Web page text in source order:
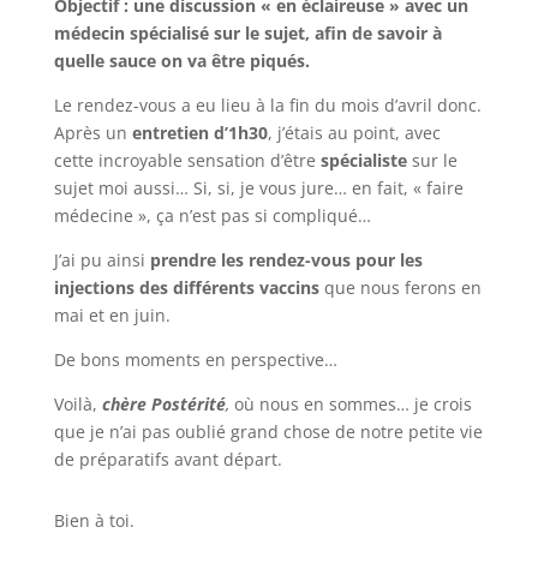
Objectif : une discussion « en éclaireuse » avec un
médecin spécialisé sur le sujet, afin de savoir à
quelle sauce on va être piqués.
Le rendez-vous a eu lieu à la fin du mois d’avril donc.
Après un entretien d’1h30, j’étais au point, avec
cette incroyable sensation d’être spécialistesur le
sujet moi aussi… Si, si, je vous jure… en fait, « faire
médecine », ça n’est pas si compliqué…
J’ai pu ainsi prendre les rendez-vous pour les
injections des différents vaccinsque nous ferons en
mai et en juin.
De bons moments en perspective…
Voilà, chère Postérité, où nous en sommes… je crois
que je n’ai pas oublié grand chose de notre petite vie
de préparatifs avant départ.
Bien à toi.